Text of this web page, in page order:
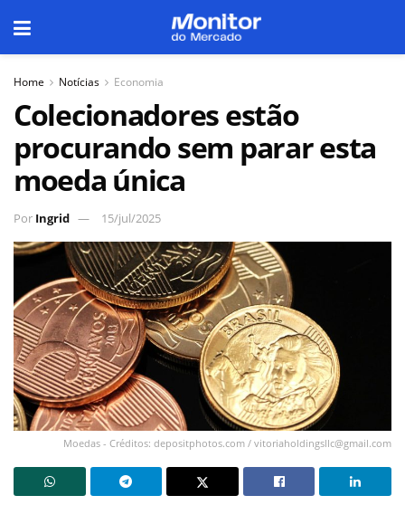
Home Notícias Economia
Colecionadores estão
procurando sem parar esta
moeda única
Por Ingrid 15/jul/2025
Moedas - Créditos: depositphotos.com / vitoriaholdingsllc@gmail.com